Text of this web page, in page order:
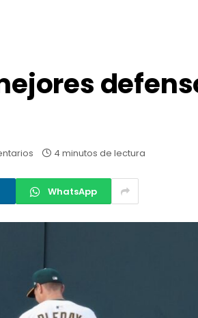
4 minutos de lectura
WhatsApp